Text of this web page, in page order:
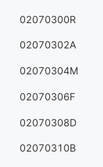
02070300R
02070302A
02070304M
02070306F
02070308D
02070310B